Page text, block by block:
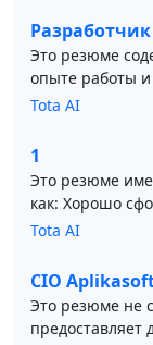
Разработчик
Это резюме
опыте работы
Tota AI
1
Это резюме
как: Хорошо
Tota AI
CIO
Это резюме не
предоставляет